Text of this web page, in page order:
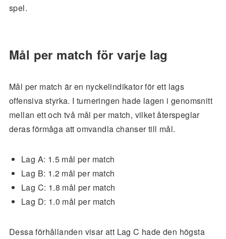
spel.
Mål per match för varje lag
Mål per match är en nyckelindikator för ett lags
offensiva styrka. I turneringen hade lagen i genomsnitt
mellan ett och två mål per match, vilket återspeglar
deras förmåga att omvandla chanser till mål.
Lag A: 1.5 mål per match
Lag B: 1.2 mål per match
Lag C: 1.8 mål per match
Lag D: 1.0 mål per match
Dessa förhållanden visar att Lag C hade den högsta